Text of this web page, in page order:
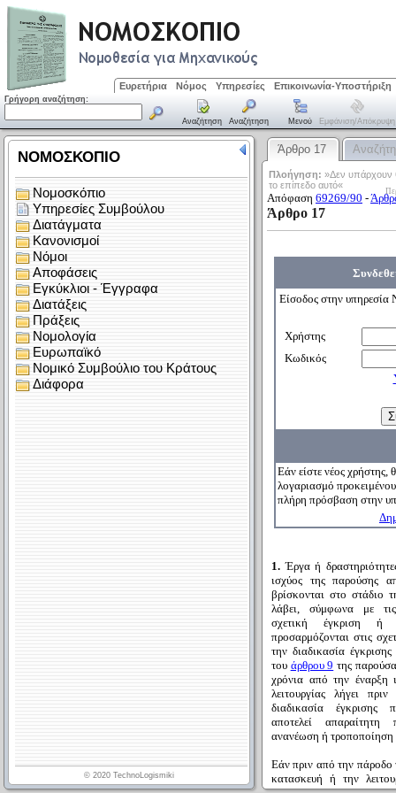
Ευρετήρια Νόμος Υπηρεσίες Επικοινωνία-Υποστήριξη
Γρήγορη αναζήτηση:
Αναζήτηση Αναζήτηση Μενού Εμφάνιση/απόκρυψη
Άρθρο 17